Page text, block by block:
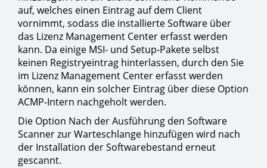
auf, welches einen Eintrag auf dem Client
vornimmt, sodass die installierte Software über
das Lizenz Management Center erfasst werden
kann. Da einige MSI- und Setup-Pakete selbst
keinen Registryeintrag hinterlassen, durch den Sie
im Lizenz Management Center erfasst werden
können, kann ein solcher Eintrag über diese Option
ACMP-Intern nachgeholt werden.
Die Option Nach der Ausführung den Software
Scanner zur Warteschlange hinzufügen wird nach
der Installation der Softwarebestand erneut
gescannt.